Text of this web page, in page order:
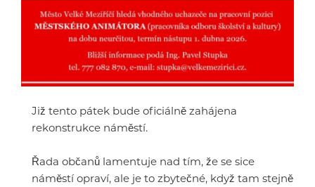
Již tento pátek bude oficiálně zahájena
rekonstrukce náměstí.
Řada občanů lamentuje nad tím, že se sice
náměstí opraví, ale je to zbytečné, když tam stejně